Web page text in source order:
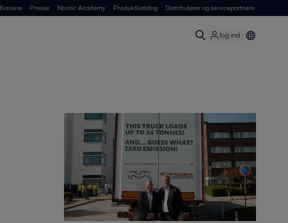
Karriere Presse Nordic Academy Produktkatalog Distributører og servicepartnere
log ind